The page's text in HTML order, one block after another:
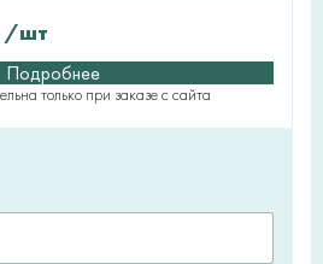
/шт
Подробнее
только при заказе с сайта